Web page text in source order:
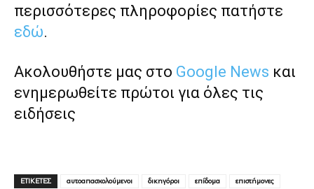
περισσότερες πληροφορίες πατήστε
εδώ.
Ακολουθήστε μας στο Google News και
ενημερωθείτε πρώτοι για όλες τις
ειδήσεις
ΕΤΙΚΕΤΕΣ αυτοαπασχολούμενοι δικηγόροι επίδομα επιστήμονες